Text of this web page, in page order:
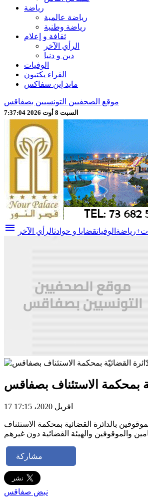
رياضة
رياضة عالمية
رياضة وطنية
ثقافة و إعلام
الرأي الآخر
دين و دنيا
الوفيات
القراء يكتبون
مايد إين سفاكس
موقع الصحفيين التونسيين بصفاقس
السبت 8 أوت 2026 7:37:06
menu رياضة الوفياتقضايا و حوادثالرأي الآخر
بمحكمة الاستئناف بصفاقس
17 افريل 2020، 17:15
في القضايا الجناحية المتعلقة بقضايا الموقوفين بالدائرة القضائية بمحكمة الاستئناف
مشاركة
نبض صفاقس